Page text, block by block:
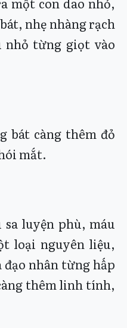
nhẹ nhàng rạch
nhỏ từng giọt vào
bát càng thêm đỏ
mắt.
luyện phù, máu
loại nguyên liệu,
nhân từng hấp
thêm linh tính,